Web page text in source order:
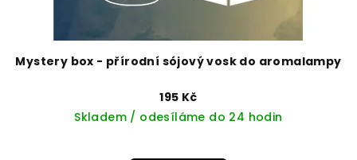
Mystery box - přírodní sójový vosk do aromalampy
195 Kč
Skladem / odesíláme do 24 hodin